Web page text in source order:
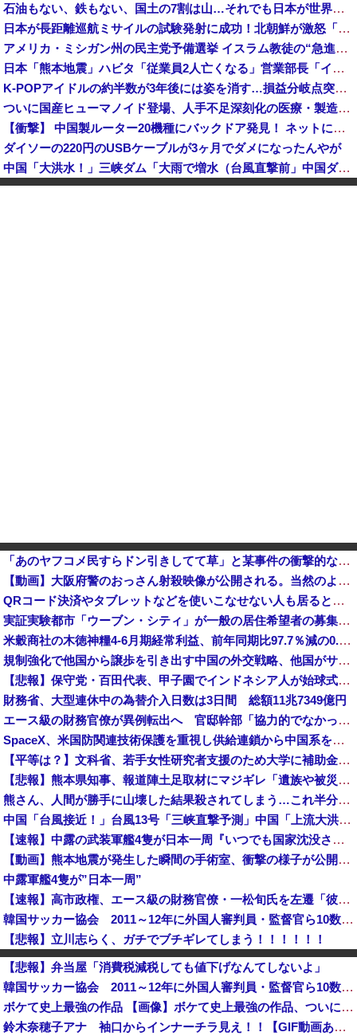
石油もない、鉄もない、国土の7割は山…それでも日本が世界屈指の経済大国になれた「勤勉さ」以外の勝因！
日本が長距離巡航ミサイルの試験発射に成功！北朝鮮が激怒「日本が戦争国家になろうとしている」「絶対に傍観しない、必ず後悔させる」
アメリカ・ミシガン州の民主党予備選挙 イスラム教徒の“急進左派”候補が勝利確実に⋯トランプ氏は批判
日本「熊本地震」ハビタ「従業員2人亡くなる」営業部長「イオンのスタッフに制止されなかった」日本「部長が連絡後の店員行動を証言（謎」イオン「再入館可能の事実ない」→
K-POPアイドルの約半数が3年後には姿を消す…損益分岐点突破は4％未満
ついに国産ヒューマノイド登場、人手不足深刻化の医療・製造現場などでの活用想定！
【衝撃】 中国製ルーター20機種にバックドア発見！ ネットに繋ぐだけで35秒ごとに中国のサーバーと通信
ダイソーの220円のUSBケーブルが3ヶ月でダメになったんやが
中国「大洪水！」三峡ダム「大雨で増水（台風直撃前」中国ダム「緊急放流！」中国鉄道「列車が走行中に流される」中国避難所「支援物資は有料です」謎の勢力「え」→
韓国人の対日好感度が過去最高に、「ノージャパン」は終わった？＝ネット「中国より100倍いい」
「あのヤフコメ民すらドン引きしてて草」と某事件の衝撃的な公判が話題に、なんか変な力が働いてんのかってくらい……他
【動画】大阪府警のおっさん射殺映像が公開される。当然のように無抵抗だったことが発覚
QRコード決済やタブレットなどを使いこなせない人も居るという話・・・
実証実験都市「ウーブン・シティ」が一般の居住希望者の募集開始 すでにトヨタ関係者が居住
米穀商社の木徳神糧4-6月期経常利益、前年同期比97.7％減の0.7億円に減益
規制強化で他国から譲歩を引き出す中国の外交戦略、他国がサプライチェーン変更で対抗した結果……
【悲報】保守党・百田代表、甲子園でインドネシア人が始球式登場に怒り「甲子園を政治利用するな！」
財務省、大型連休中の為替介入日数は3日間 総額11兆7349億円
エース級の財務官僚が異例転出へ 官邸幹部「協力的でなかったから」 [8/6]
SpaceX、米国防関連技術保護を重視し供給連鎖から中国系を完全排除へ 供給業者に「中国籍人員をSpaceX向けの生産に関わらせないこと」「中国...
【平等は？】文科省、若手女性研究者支援のため大学に補助金交付（年間最大5000万円）「将来のリーダーとして活躍する（女性の）人材を輩出したい」
【悲報】熊本県知事、報道陣土足取材にマジギレ「遺族や被災者から強い不満でてる！」 → 記者「例えば？」 → 知事、怒り通り越して呆れてしまう …...
熊さん、人間が勝手に山壊した結果殺されてしまう…これ半分虐殺だろ
中国「台風接近！」台風13号「三峡直撃予測」中国「上流大洪水！（三峡上流」中国都市「8/5の映像（動画」三峡ダム「緊急放流（決壊危機」中国「下流...
【速報】中露の武装軍艦4隻が日本一周『いつでも国家沈没させられるぞ』
【動画】熊本地震が発生した瞬間の手術室、衝撃の様子が公開されて16万いいね プロすぎると称賛の声が集まる
中露軍艦4隻が”日本一周”
【速報】高市政権、エース級の財務官僚・一松旬氏を左遷「彼は協力的でなかった」財務省の言いなりではないことが判明
韓国サッカー協会 2011～12年に外国人審判員・監督官ら10数人を性接待（W杯予選、五輪予選が含まれる）国会議員が事実確認
【悲報】立川志らく、ガチでブチギレてしまう！！！！！！
【画像】日本共産党の街宣車、ほんと碌でもないな
【悲報】共同通信、ガチで逝く・・・・・・
【悲報】札幌オリンピック、８割が賛成・・・・
【悲報】弁当屋「消費税減税しても値下げなんてしないよ」
韓国サッカー協会 2011～12年に外国人審判員・監督官ら10数人を性接待（W杯予選、五輪予選が含まれる）国会議員が事実確認
ボケて史上最強の作品 【画像】ボケて史上最強の作品、ついに決まるｗｗｗｗｗｗｗｗ
鈴木奈穂子アナ 袖口からインナーチラ見え！！【GIF動画あり】